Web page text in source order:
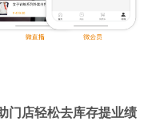
门店轻松去库存提业绩